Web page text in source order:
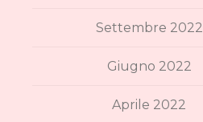
Settembre 2022
Giugno 2022
Aprile 2022